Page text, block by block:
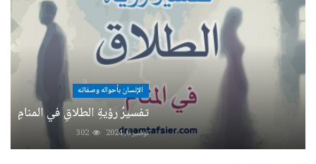
الإنسان بأحواله وصفاته
تفسيرُ رؤيةِ الطلاقِ في المنامِ
نوفمبر 6, 2024 302